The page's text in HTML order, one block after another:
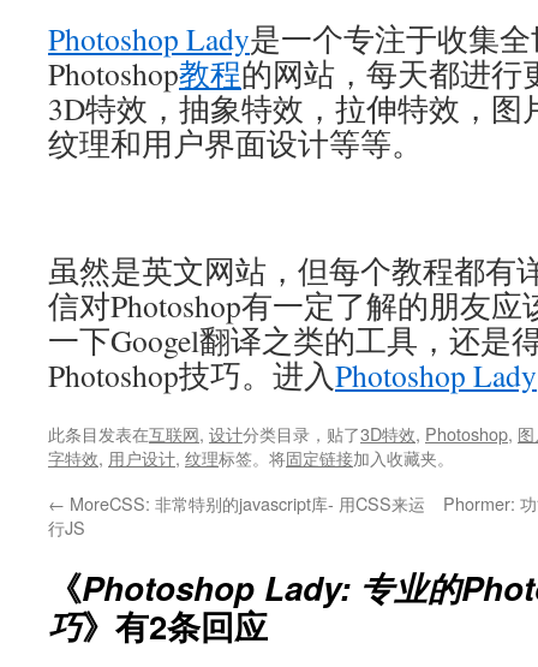
Photoshop Lady是一个专注于收集
Photoshop教程的网站，每天都进行
3D特效，抽象特效，拉伸特效，图
纹理和用户界面设计等等。
虽然是英文网站，但每个教程都有
信对Photoshop有一定了解的朋友
一下Googel翻译之类的工具，还是
Photoshop技巧。进入Photoshop Lady
此条目发表在互联网, 设计分类目录，贴了3D特效, Photoshop,
字特效, 用户设计, 纹理标签。将固定链接加入收藏夹。
← MoreCSS: 非常特别的javascript库- 用CSS来运
行JS
Phormer:
《Photoshop Lady: 专业的
巧》有2条回应